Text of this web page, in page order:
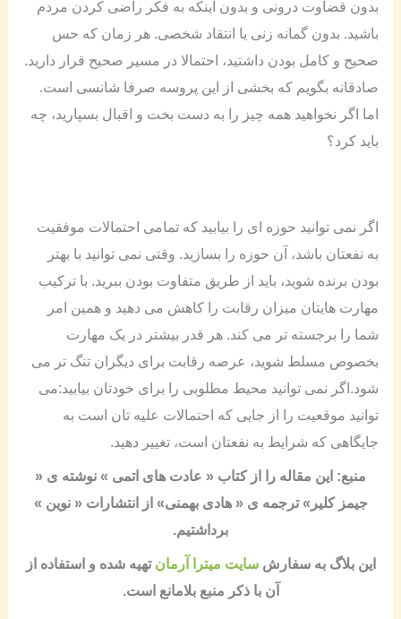
بدون قضاوت درونی و بدون اینکه به فکر راضی کردن مردم
باشید. بدون گمانه زنی یا انتقاد شخصی. هر زمان که حس
صحیح و کامل بودن داشتید، احتمالا در مسیر صحیح قرار دارید.
صادقانه بگویم که بخشی از این پروسه صرفا شانسی است.
اما اگر نخواهید همه چیز را به دست بخت و اقبال بسپارید، چه
باید کرد؟
اگر نمی توانید حوزه ای را بیابید که تمامی احتمالات موفقیت
به نفعتان باشد، آن حوزه را بسازید. وقتی نمی توانید با بهتر
بودن برنده شوید، باید از طریق متفاوت بودن ببرید. با ترکیب
مهارت هایتان میزان رقابت را کاهش می دهید و همین امر
شما را برجسته تر می کند. هر قدر بیشتر در یک مهارت
بخصوص مسلط شوید، عرصه رقابت برای دیگران تنگ تر می
شود.اگر نمی توانید محیط مطلوبی را برای خودتان بیابید:می
توانید موقعیت را از جایی که احتمالات علیه تان است به
جایگاهی که شرایط به نفعتان است، تغییر دهید.
منبع: این مقاله را از کتاب « عادت های اتمی » نوشته ی «
جیمز کلیر» ترجمه ی « هادی بهمنی» از انتشارات « نوین »
برداشتیم.
​​این بلاگ به سفارشسایت میترا آرمان تهیه شده و استفاده از
آن با ذکر منبع بلامانع است​.